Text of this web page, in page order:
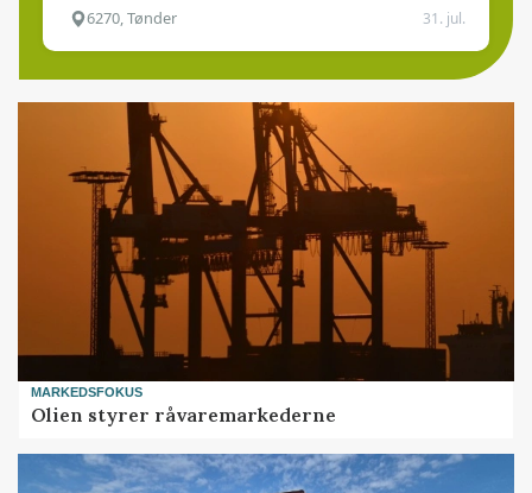
6270, Tønder 31. jul.
MARKEDSFOKUS
Olien styrer råvaremarkederne